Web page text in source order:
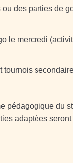
ou des parties de
le mercredi
tournois
pédagogique du
adaptées seront